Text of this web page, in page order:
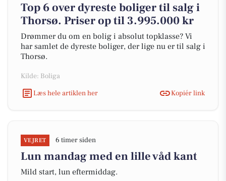
Top 6 over dyreste boliger til salg i
Thorsø. Priser op til 3.995.000 kr
Drømmer du om en bolig i absolut topklasse? Vi
har samlet de dyreste boliger, der lige nu er til salg i
Thorsø.
Kilde: Boliga
Læs hele artiklen her
Kopiér link
VEJRET 6 timer siden
Lun mandag med en lille våd kant
Mild start, lun eftermiddag.